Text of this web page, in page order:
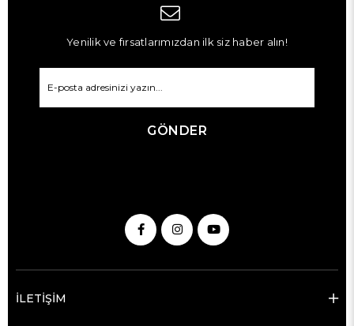
Yenilik ve fırsatlarımızdan ilk siz haber alın!
GÖNDER
İLETİŞİM